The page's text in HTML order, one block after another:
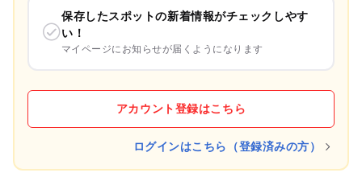
保存したスポットの新着情報がチェックしやす
い！
マイページにお知らせが届くようになります
アカウント登録はこちら
ログインはこちら（登録済みの方）